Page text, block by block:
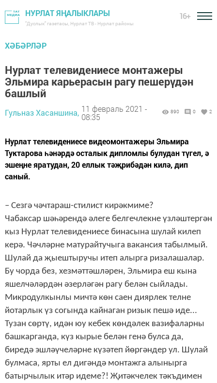
НУРЛАТ ЯҢАЛЫКЛАРЫ
"Дуслык" газетасы, Нурлат ТВ - Нурлат районы
16+
ХӘБӘРЛӘР
Нурлат телевидениесе монтажеры
Эльмира карьерасын рагу пешерүдән
башлый
Гульназ Хасаншина, 11 февраль 2021 -
08:35
890 0 2
Нурлат телевидениесе видеомонтажеры Эльмира
Туктарова һәнәрдә осталык дипломлы булудан түгел, ә
эшеңне яратудан, 20 еллык тәҗрибәдән килә, дип
саный.
– Сезгә чәчтараш-стилист кирәкмиме?
Чабаксар шәһәрендә әлеге белгечлекне үзләштергән
кыз Нурлат телевидениесе бинасына шулай килеп
керә. Чәчләрне матурайтучыга вакансия табылмый.
Шулай да җыештыручы итеп алырга ризалашалар.
Бу чорда без, хезмәттәшләрен, Эльмира еш кына
яшелчәләрдән әзерләгән рагу белән сыйлады.
Микродулкынлы мичтә көн саен диярлек телне
йотарлык үз согында кайнаган ризык пешә иде...
Тузан сөртү, идән юу кебек көндәлек вазифаларны
башкарганда, күз кырые белән генә булса да,
биредә эшләүчеләрне күзәтеп йөргәндер ул. Шулай
булмаса, ярты ел дигәндә монтажга алынырга
батырчылык итәр идеме?! Җитәкчелек тәкъдимен